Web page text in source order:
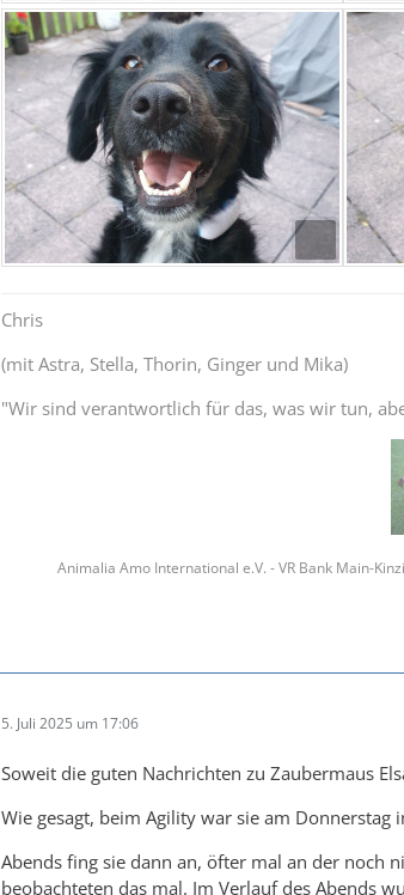
Chris
(mit Astra, Stella, Thorin, Ginger und Mika)
"Wir sind verantwortlich für das, was wir tun,
Animalia Amo International e.V. - VR Bank Main-
5. Juli 2025 um 17:06
Soweit die guten Nachrichten zu Zaubermaus
Wie gesagt, beim Agility war sie am
Abends fing sie dann an, öfter mal an der noch
beobachteten das mal. Im Verlauf des Abends